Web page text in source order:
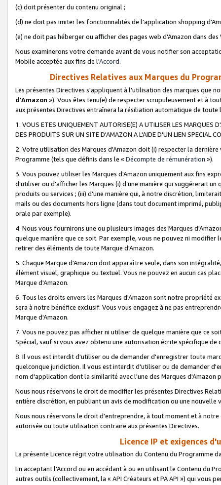
(c) doit présenter du contenu original ;
(d) ne doit pas imiter les fonctionnalités de l'application shopping
(e) ne doit pas héberger ou afficher des pages web d'Amazon dans
Nous examinerons votre demande avant de vous notifier son
Mobile acceptée aux fins de l'Accord.
Directives Relatives aux Marques du
Les présentes Directives s'appliquent à l'utilisation des marques que
d'Amazon »). Vous êtes tenu(e) de respecter scrupuleusement et à
aux présentes Directives entraînera la résiliation automatique de
1. VOUS ETES UNIQUEMENT AUTORISE(E) A UTILISER LES MARQUES
DES PRODUITS SUR UN SITE D'AMAZON A L'AIDE D'UN LIEN SPECIAL
2. Votre utilisation des Marques d'Amazon doit (i) respecter la
Programme (tels que définis dans le « Décompte de rémunération »).
3. Vous pouvez utiliser les Marques d'Amazon uniquement aux fins
d'utiliser ou d'afficher les Marques (i) d’une manière qui suggérerait
produits ou services ; (iii) d’une manière qui, à notre discrétion,
mails ou des documents hors ligne (dans tout document imprimé,
orale par exemple).
4. Nous vous fournirons une ou plusieurs images des Marques
quelque manière que ce soit. Par exemple, vous ne pouvez ni
retirer des éléments de toute Marque d'Amazon.
5. Chaque Marque d'Amazon doit apparaître seule, dans son
élément visuel, graphique ou textuel. Vous ne pouvez en aucun cas
Marque d'Amazon.
6. Tous les droits envers les Marques d'Amazon sont notre propriété
sera à notre bénéfice exclusif. Vous vous engagez à ne pas
Marque d'Amazon.
7. Vous ne pouvez pas afficher ni utiliser de quelque manière que ce
Spécial, sauf si vous avez obtenu une autorisation écrite spécifique de
8. Il vous est interdit d'utiliser ou de demander d'enregistrer toute
quelconque juridiction. Il vous est interdit d'utiliser ou de demander
nom d'application dont la similarité avec l'une des Marques
Nous nous réservons le droit de modifier les présentes Directives
entière discrétion, en publiant un avis de modification ou une nouvelle
Nous nous réservons le droit d'entreprendre, à tout moment et à
autorisée ou toute utilisation contraire aux présentes Directives.
Licence IP et exigences
La présente Licence régit votre utilisation du Contenu du Programme
En acceptant l'Accord ou en accédant à ou en utilisant le Contenu du
autres outils (collectivement, la « API Créateurs et PA API ») qui vous